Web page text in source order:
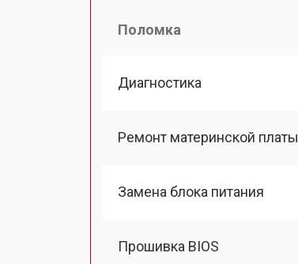
Поломка
Диагностика
Ремонт материнской платы
Замена блока питания
Прошивка BIOS